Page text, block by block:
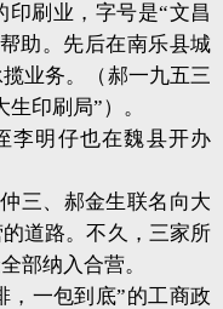
刷业，字号是“文昌
助。先后在南乐县城
业务。（郝一九五三
印刷局”）。
李明仔也在魏县开办
三、郝金生联名向大
道路。不久，三家所
部纳入合营。
，一包到底”的工商政